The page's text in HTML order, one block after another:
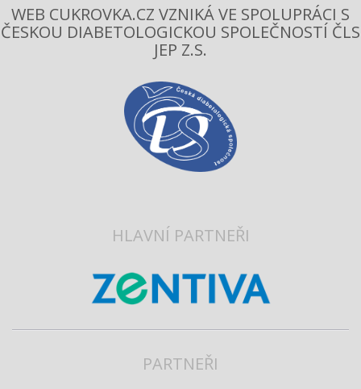
WEB CUKROVKA.CZ VZNIKÁ VE SPOLUPRÁCI S
ČESKOU DIABETOLOGICKOU SPOLEČNOSTÍ ČLS
JEP Z.S.
HLAVNÍ PARTNEŘI
PARTNEŘI